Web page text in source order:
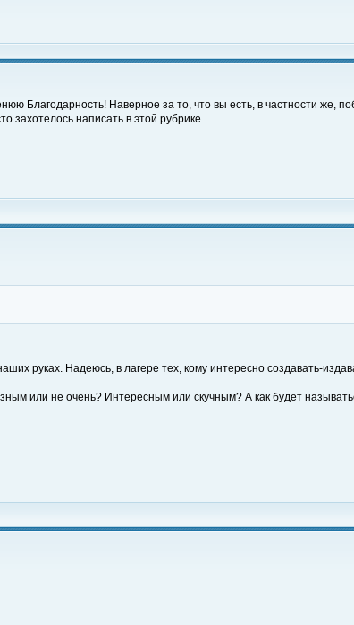
Благодарность! Наверное за то, что вы есть, в частности же,
захотелось написать в этой рубрике.
руках. Надеюсь, в лагере тех, кому интересно создавать-
или не очень? Интересным или скучным? А как будет